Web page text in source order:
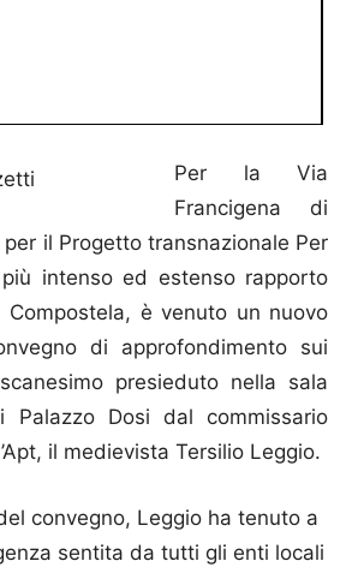
Per la Via
Francigena di
per il Progetto transnazionale Per
intenso ed estenso rapporto
Compostela, è venuto un nuovo
di approfondimento sui
presieduto nella sala
Palazzo Dosi dal commissario
il medievista Tersilio Leggio.
convegno, Leggio ha tenuto a
sentita da tutti gli enti locali